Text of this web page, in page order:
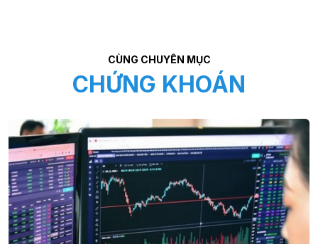
CÙNG CHUYÊN MỤC
CHỨNG KHOÁN